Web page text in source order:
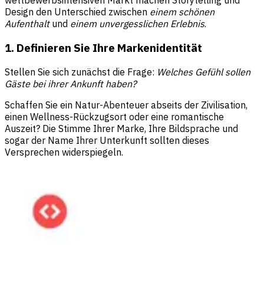
Design den Unterschied zwischen einem schönen
Aufenthaltund einem unvergesslichen Erlebnis.
1. Definieren Sie Ihre Markenidentität
Stellen Sie sich zunächst die Frage: Welches Gefühl sollen
Gäste bei ihrer Ankunft haben?
Schaffen Sie ein Natur-Abenteuer abseits der Zivilisation,
einen Wellness-Rückzugsort oder eine romantische
Auszeit? Die Stimme Ihrer Marke, Ihre Bildsprache und
sogar der Name Ihrer Unterkunft sollten dieses
Versprechen widerspiegeln.